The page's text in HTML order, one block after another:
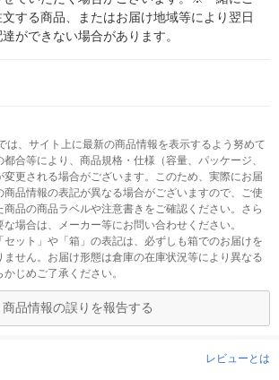
文する商品、またはお届け地域等により翌日
ができない場合があります。
は、サイト上に最新の商品情報を表示するよう努めて
合等により、商品規格・仕様（容量、パッケージ、
変更される場合がございます。このため、実際にお届
商品情報の表記が異なる場合がございますので、ご使
品の商品ラベルや注意書きをご確認ください。さら
場合は、メーカー等にお問い合わせください。
セット」や「箱」の表記は、必ずしも箱でのお届けを
ません。お届け形態は倉庫の在庫状況等により異なる
じめご了承ください。
商品情報の誤りを報告する
レビューとは